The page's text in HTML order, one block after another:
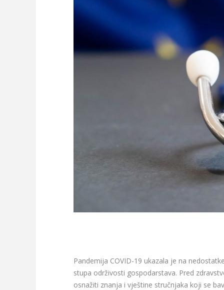
Pandemija COVID-19 ukazala je na
stupa održivosti gospodarstava. Pred
osnažiti znanja i vještine stručnjaka koji se